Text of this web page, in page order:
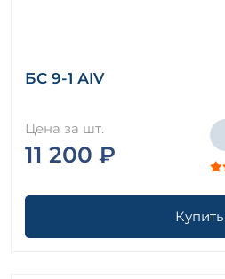
БС 9-1 АIV
Цена за шт.
11 200 ₽
Купить